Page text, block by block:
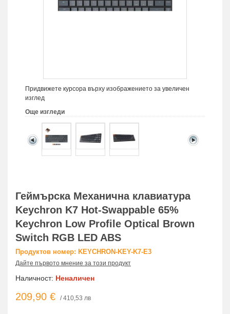
Придвижете курсора върху изображението за увеличен
изглед
Още изгледи
Геймърска Механична клавиатура
Keychron K7 Hot-Swappable 65%
Keychron Low Profile Optical Brown
Switch RGB LED ABS
Продуктов номер: KEYCHRON-KEY-K7-E3
Дайте първото мнение за този продукт
Наличност: Неналичен
209,90 € / 410,53 лв